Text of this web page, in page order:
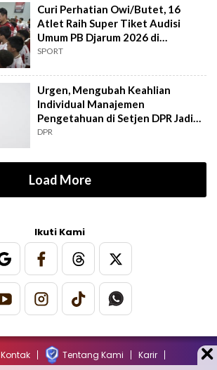
Curi Perhatian Owi/Butet, 16
Atlet Raih Super Tiket Audisi
Umum PB Djarum 2026 di
Makassar
SPORT
Urgen, Mengubah Keahlian
Individual Manajemen
Pengetahuan di Setjen DPR Jadi
Kekuatan Institusional
DPR
Load More
Ikuti Kami
Kontak Tentang Kami
Karir